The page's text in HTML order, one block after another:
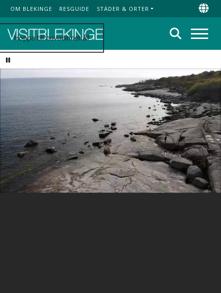
Hoppa till huvudinnehåll
Top Menu
OM BLEKINGE RESGUIDE STÄDER & ORTER
Sök
Pause video